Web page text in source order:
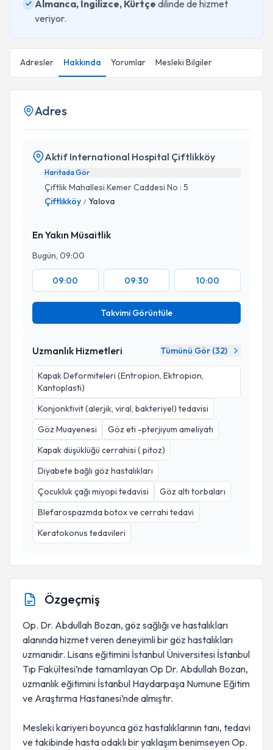
Almanca, İngilizce, Kürtçe dilinde de hizmet
veriyor.
Adresler Hakkında Yorumlar Mesleki Bilgiler
Adres
Aktif International Hospital Çiftlikköy
Haritada Gör
Çiftlik Mahallesi Kemer Caddesi No : 5
Çiftlikköy / Yalova
En Yakın Müsaitlik
Bugün, 09:00
09:00 09:30 10:00
Takvimi Görüntüle
Uzmanlık Hizmetleri Tümünü Gör (32)
Kapak Deformiteleri (Entropion, Ektropion,
Kantoplasti)
Konjonktivit (alerjik, viral, bakteriyel) tedavisi
Göz Muayenesi
Göz eti -pterjiyum ameliyatı
Kapak düşüklüğü cerrahisi ( pitoz)
Diyabete bağlı göz hastalıkları
Çocukluk çağı miyopi tedavisi
Göz altı torbaları
Blefarospazmda botox ve cerrahi tedavi
Keratokonus tedavileri
Özgeçmiş
Op. Dr. Abdullah Bozan, göz sağlığı ve hastalıkları
alanında hizmet veren deneyimli bir göz hastalıkları
uzmanıdır. Lisans eğitimini İstanbul Üniversitesi İstanbul
Tıp Fakültesi’nde tamamlayan Op Dr. Abdullah Bozan,
uzmanlık eğitimini İstanbul Haydarpaşa Numune Eğitim
ve Araştırma Hastanesi’nde almıştır.
Mesleki kariyeri boyunca göz hastalıklarının tanı, tedavi
ve takibinde hasta odaklı bir yaklaşım benimseyen Op.